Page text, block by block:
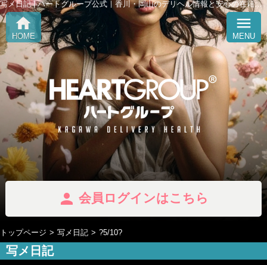
写メ日記 | ハートグループ公式｜香川・岡山のデリヘル情報と安心の在籍紹介 「Heart Group」
home
HOME
menu
MENU
person 会員ログインはこちら
トップページ 写メ日記 ?5/10?
写メ日記